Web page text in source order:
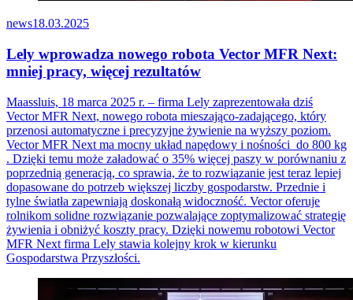
news18.03.2025
Lely wprowadza nowego robota Vector MFR Next:
mniej pracy, więcej rezultatów
Maassluis, 18 marca 2025 r. – firma Lely zaprezentowała dziś
Vector MFR Next, nowego robota mieszająco-zadającego, który
przenosi automatyczne i precyzyjne żywienie na wyższy poziom.
Vector MFR Next ma mocny układ napędowy i nośności do 800 kg
. Dzięki temu może załadować o 35% więcej paszy w porównaniu z
poprzednią generacją, co sprawia, że to rozwiązanie jest teraz lepiej
dopasowane do potrzeb większej liczby gospodarstw. Przednie i
tylne światła zapewniają doskonałą widoczność. Vector oferuje
rolnikom solidne rozwiązanie pozwalające zoptymalizować strategię
żywienia i obniżyć koszty pracy. Dzięki nowemu robotowi Vector
MFR Next firma Lely stawia kolejny krok w kierunku
Gospodarstwa Przyszłości.